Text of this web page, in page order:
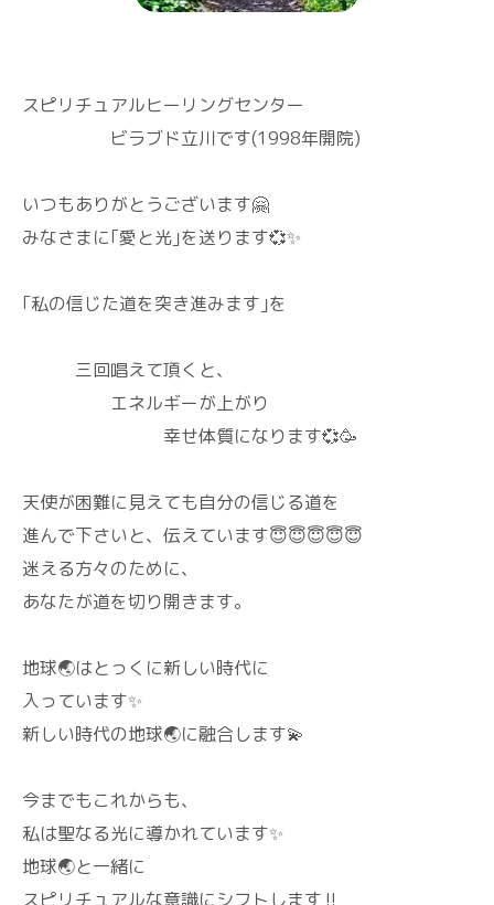
スピリチュアルヒーリングセンター
ビラブド立川です(1998年開院)
いつもありがとうございます🤗
みなさまに｢愛と光｣を送ります💞✨
｢私の信じた道を突き進みます｣を
三回唱えて頂くと、
エネルギーが上がり
幸せ体質になります💞🥳
天使が困難に見えても自分の信じる道を
進んで下さいと、伝えています😇😇😇😇😇
迷える方々のために、
あなたが道を切り開きます。
地球🌏️はとっくに新しい時代に
入っています✨
新しい時代の地球🌏️に融合します💫
今までもこれからも、
私は聖なる光に導かれています✨
地球🌏️と一緒に
スピリチュアルな意識にシフトします‼️